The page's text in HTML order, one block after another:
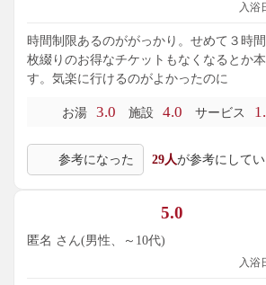
入浴
時間制限あるのががっかり。せめて３時
枚綴りのお得なチケットもなくなるとか
す。気楽に行けるのがよかったのに
お湯 3.0 施設 4.0 サービス
参考になった 29人が参考にして
5.0
匿名 さん(男性、～10代)
入浴